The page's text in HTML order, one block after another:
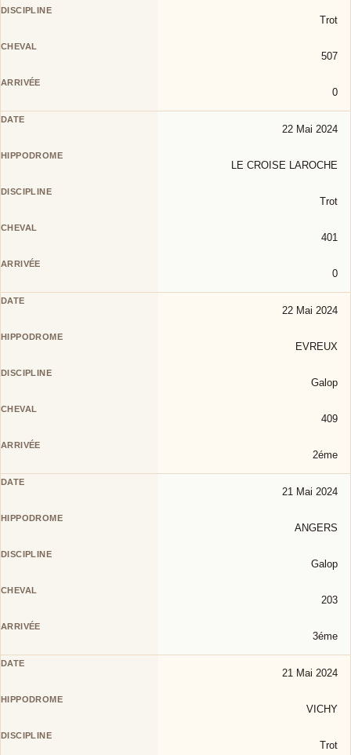
Trot
507
0
22 Mai 2024
LE CROISE LAROCHE
Trot
401
0
22 Mai 2024
EVREUX
Galop
409
2éme
21 Mai 2024
ANGERS
Galop
203
3éme
21 Mai 2024
VICHY
Trot